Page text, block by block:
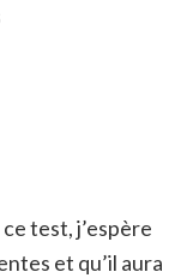
test, j’espère
et qu’il aura